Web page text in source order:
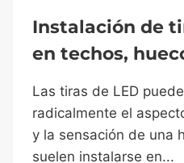
Instalación de
en techos,
Las tiras de LED
radicalmente el
y la sensación de una
suelen instalarse en...